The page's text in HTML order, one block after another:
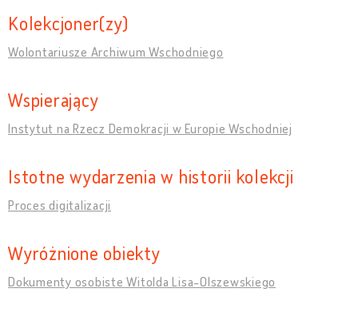
Kolekcjoner(zy)
Wolontariusze Archiwum Wschodniego
Wspierający
Instytut na Rzecz Demokracji w Europie Wschodniej
Istotne wydarzenia w historii kolekcji
Proces digitalizacji
Wyróżnione obiekty
Dokumenty osobiste Witolda Lisa-Olszewskiego